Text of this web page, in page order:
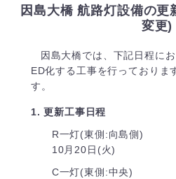
因島大橋 航路灯設備の更
変更)
因島大橋では、下記日程に
ED化する工事を行っておりま
す。
1. 更新工事日程
R一灯(東側:向島側)
10月20日(火)
C一灯(東側:中央)